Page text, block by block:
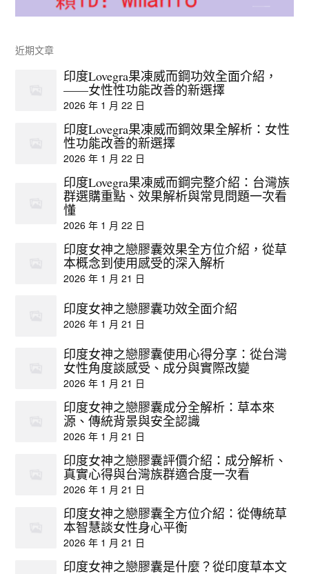
近期文章
印度Lovegra果凍威而鋼功效全面介紹，
——女性性功能改善的新選擇
2026 年 1 月 22 日
印度Lovegra果凍威而鋼效果全解析：女性
性功能改善的新選擇
2026 年 1 月 22 日
印度Lovegra果凍威而鋼完整介紹：台灣族
群選購重點、效果解析與常見問題一次看
懂
2026 年 1 月 22 日
印度女神之戀膠囊效果全方位介紹，從草
本概念到使用感受的深入解析
2026 年 1 月 21 日
印度女神之戀膠囊功效全面介紹
2026 年 1 月 21 日
印度女神之戀膠囊使用心得分享：從台灣
女性角度談感受、成分與實際改變
2026 年 1 月 21 日
印度女神之戀膠囊成分全解析：草本來
源、傳統背景與安全認識
2026 年 1 月 21 日
印度女神之戀膠囊評價介紹：成分解析、
真實心得與台灣族群適合度一次看
2026 年 1 月 21 日
印度女神之戀膠囊全方位介紹：從傳統草
本智慧談女性身心平衡
2026 年 1 月 21 日
印度女神之戀膠囊是什麼？從印度草本文